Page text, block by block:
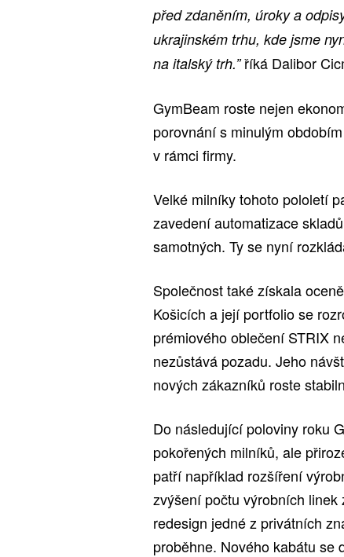
před zdaněním, úroky a
ukrajinském trhu, kde jsme
na italský trh.”říká Dalibor
GymBeam roste nejen
porovnání s minulým
v rámci firmy.
Velké milníky tohoto pololetí
zavedení automatizace
samotných. Ty se nyní
Společnost také získala
Košicích a její portfolio se
prémiového oblečení STRIX
nezůstává pozadu. Jeho
nových zákazníků roste
Do následující poloviny roku
pokořených milníků, ale
patří například rozšíření
zvýšení počtu výrobních
redesign jedné z privátních
proběhne. Nového kabátu se